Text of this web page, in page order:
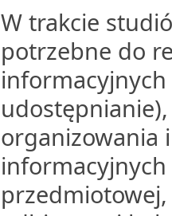
W trakcie
potrzebne do
organizowania